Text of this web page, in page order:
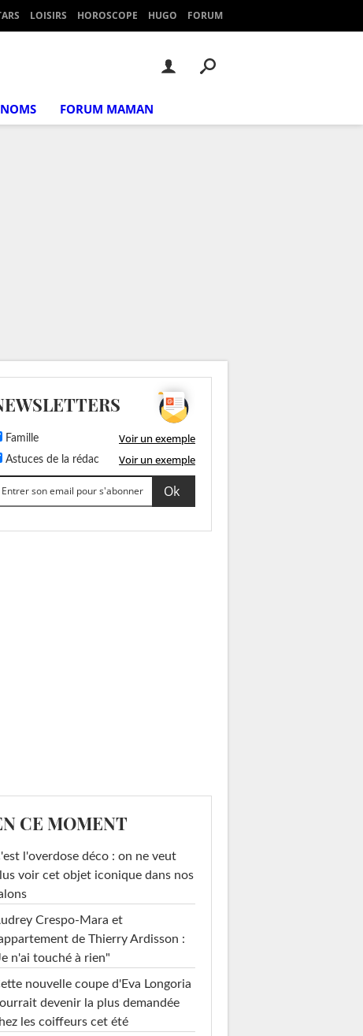
LOISIRS HOROSCOPE HUGO FORUM
FORUM MAMAN
Famille Voir un exemple
Astuces de la rédac Voir un exemple
CE MOMENT
l'overdose déco : on ne veut
voir cet objet iconique dans nos
Crespo-Mara et
de Thierry Ardisson :
n'ai touché à rien"
nouvelle coupe d'Eva Longoria
devenir la plus demandée
les coiffeurs cet été